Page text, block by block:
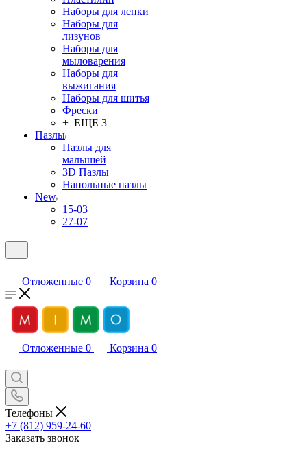
Наборы для лепки
Наборы для
лизунов
Наборы для
мыловарения
Наборы для
выжигания
Наборы для шитья
Фрески
+ ЕЩЕ 3
Пазлы
Пазлы для
малышей
3D Пазлы
Напольные пазлы
New
15-03
27-07
Отложенные 0 Корзина 0
Отложенные 0 Корзина 0
Телефоны
+7 (812) 959-24-60
Заказать звонок